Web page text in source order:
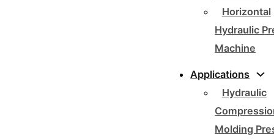
Horizontal
Hydraulic
Machine
Applications
Hydraulic
Molding